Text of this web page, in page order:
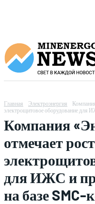
Главная Электроэнергия
электрощитовое оборудование для
Компания
отмечает
для ИЖС и
на базе SMC-